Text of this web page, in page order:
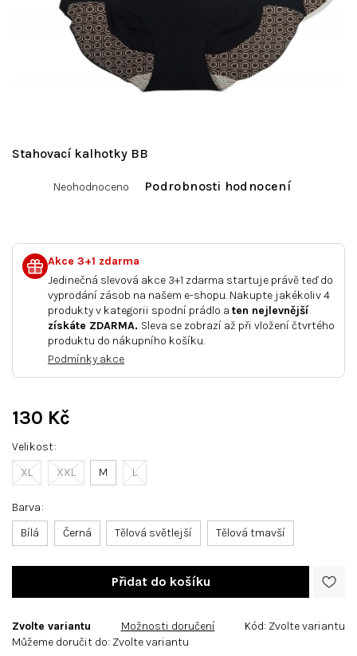
Velikost
XL
XXL M L
Barva
Bílá
Černá Tělová světlejší Tělová tmavší
130 Kč
Zvolte variantu
Můžeme doručit do: Zvolte variantu
Možnosti doručení Kód: Zvolte variantu
Akce 3+1 zdarma
Jedinečná slevová akce 3+1 zdarma startuje právě teď do
vyprodání zásob na našem e-shopu. Nakupte jakékoliv 4
produkty v kategorii spodní prádlo a ten nejlevnější
získáte ZDARMA. Sleva se zobrazí až při vložení čtvrtého
produktu do nákupního košíku.
Podmínky akce
Stahovací kalhotky BB
hodnocení
hvězdiček.
Neohodnoceno Podrobnosti hodnocení